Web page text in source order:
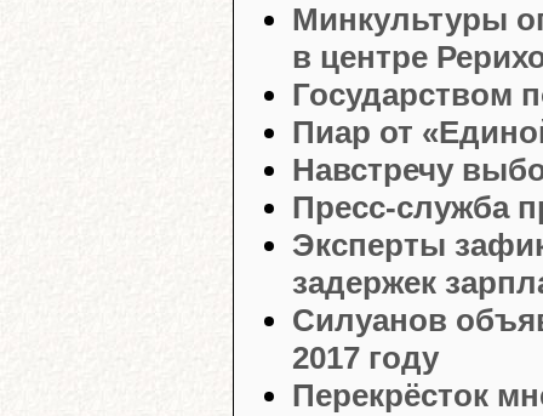
Минкультуры
в центре
Государством
Пиар от
Навстречу
Пресс-служба
Эксперты
задержек
Силуанов
2017 году
Перекрёсток